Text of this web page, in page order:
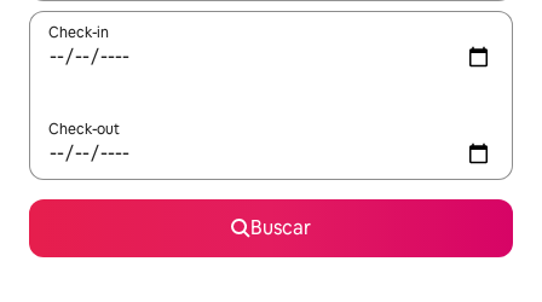
Check-in
Check-out
Buscar